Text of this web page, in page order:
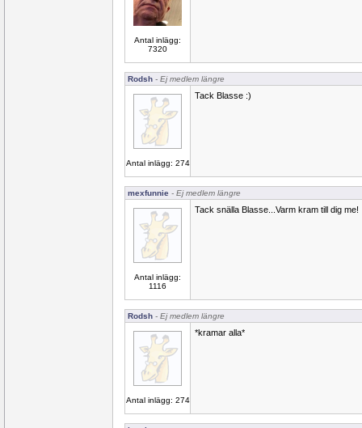
Antal inlägg:
7320
Rodsh - Ej medlem längre
Antal inlägg: 274
Tack Blasse :)
mexfunnie - Ej medlem längre
Antal inlägg:
1116
Tack snälla Blasse...Varm kram till dig me!
Rodsh - Ej medlem längre
Antal inlägg: 274
*kramar alla*